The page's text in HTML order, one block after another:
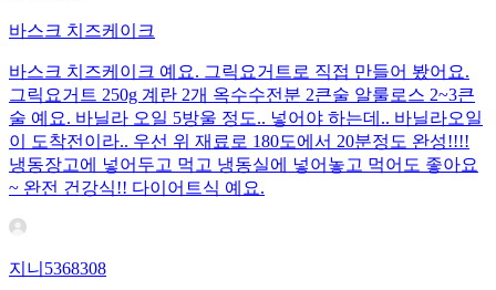
바스크 치즈케이크
바스크 치즈케이크 예요. 그릭요거트로 직접 만들어 봤어요.
그릭요거트 250g 계란 2개 옥수수전분 2큰술 알룰로스 2~3큰
술 예요. 바닐라 오일 5방울 정도.. 넣어야 하는데.. 바닐라오일
이 도착전이라.. 우선 위 재료로 180도에서 20분정도 완성!!!!
냉동장고에 넣어두고 먹고 냉동실에 넣어놓고 먹어도 좋아요
~ 완전 건강식!! 다이어트식 예요.
지니5368308